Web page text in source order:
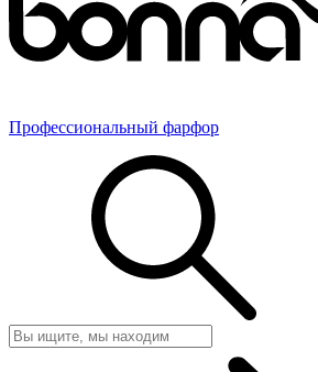
Профессиональный фарфор